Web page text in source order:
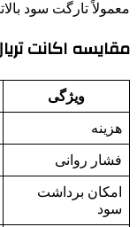
معمولاً تارگت سود
مقایسه اکانت
ویژگی
هزینه
فشار روانی
امکان برداشت
سود